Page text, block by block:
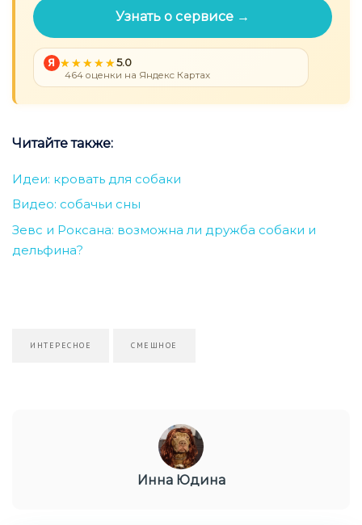
Узнать о сервисе →
Я 5.0
464 оценки на Яндекс Картах
Читайте также:
Идеи: кровать для собаки
Видео: собачьи сны
Зевс и Роксана: возможна ли дружба собаки и
дельфина?
ИНТЕРЕСНОЕ СМЕШНОЕ
Инна Юдина